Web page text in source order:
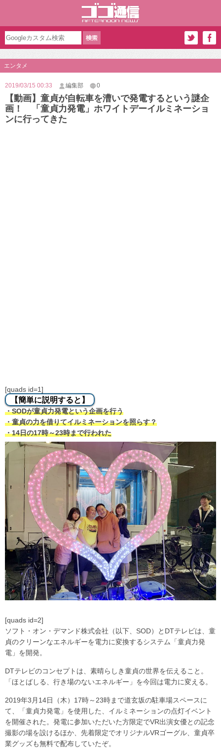
エンタメ
2019/03/15 00:33 編集部 0
【動画】童貞が自転車を漕いで発電するという謎企
画！ 「童貞力発電」ホワイトデーイルミネーショ
ンに行ってきた
[quads id=1]
【簡単に説明すると】
・SODが童貞力発電という企画を行う
・童貞の力を借りてイルミネーションを照らす？
・14日の17時～23時まで行われた
[quads id=2]
ソフト・オン・デマンド株式会社（以下、SOD）とDTテレビは、童
貞のクリーンなエネルギーを電力に変換するシステム「童貞力発
電」を開発。
DTテレビのコンセプトは、素晴らしき童貞の世界を伝えること。
「ほとばしる、行き場のないエネルギー」を今回は電力に変える。
2019年3月14日（木）17時～23時まで道玄坂の駐車場スペースに
て、「童貞力発電」を使用した、イルミネーションの点灯イベント
を開催された。発電に参加いただいた方限定でVR出演女優との記念
撮影の場を設けるほか、先着限定でオリジナルVRゴーグル、童貞卒
業グッズも無料で配布していたぞ。